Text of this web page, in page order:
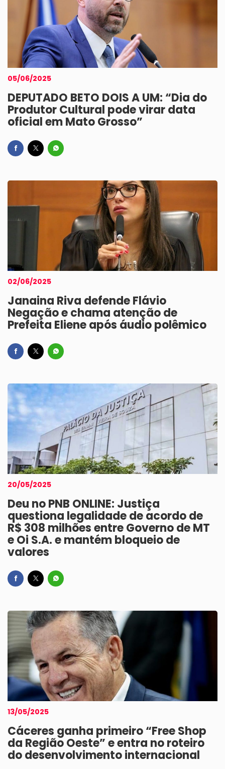
05/06/2025
DEPUTADO BETO DOIS A UM: “Dia do
Produtor Cultural pode virar data
oficial em Mato Grosso”
02/06/2025
Janaina Riva defende Flávio
Negação e chama atenção de
Prefeita Eliene após áudio polêmico
20/05/2025
Deu no PNB ONLINE: Justiça
questiona legalidade de acordo de
R$ 308 milhões entre Governo de MT
e Oi S.A. e mantém bloqueio de
valores
13/05/2025
Cáceres ganha primeiro “Free Shop
da Região Oeste” e entra no roteiro
do desenvolvimento internacional